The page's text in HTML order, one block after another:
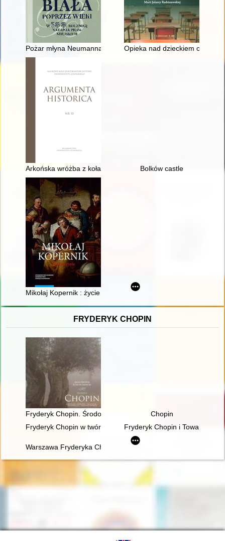
Pożar młyna Neumanna w Białej Krakowskiej w 1946 roku i
Opieka nad dzieckiem
Arkońska wróżba z kołaczem : gest zasłonięcia się w
Bolków castle
Mikołaj Kopernik : życie po życiu : "osiemnastowieczne kręgi
FRYDERYK CHOPIN
Fryderyk Chopin. Środowisko społeczne, osobowość,
Chopin
Fryderyk Chopin w twórczości Jarosława Iwaszkiewicza (w
Fryderyk Chopin i
Warszawa Fryderyka Chopina